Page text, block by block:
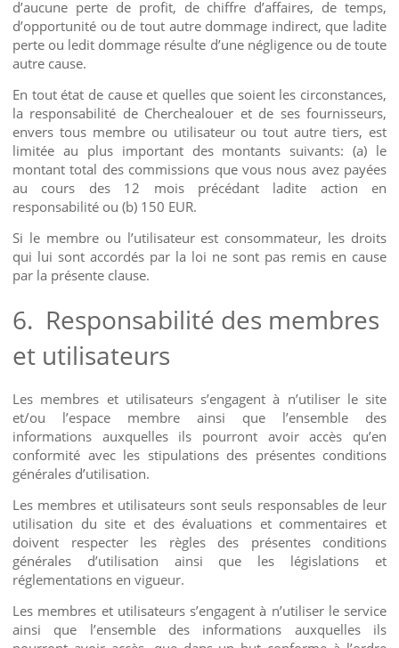
d’aucune perte de profit, de chiffre d’affaires, de temps,
d’opportunité ou de tout autre dommage indirect, que ladite
perte ou ledit dommage résulte d’une négligence ou de toute
autre cause.
En tout état de cause et quelles que soient les circonstances,
la responsabilité de Cherchealouer et de ses fournisseurs,
envers tous membre ou utilisateur ou tout autre tiers, est
limitée au plus important des montants suivants: (a) le
montant total des commissions que vous nous avez payées
au cours des 12 mois précédant ladite action en
responsabilité ou (b) 150 EUR.
Si le membre ou l’utilisateur est consommateur, les droits
qui lui sont accordés par la loi ne sont pas remis en cause
par la présente clause.
6. Responsabilité des membres
et utilisateurs
Les membres et utilisateurs s’engagent à n’utiliser le site
et/ou l’espace membre ainsi que l’ensemble des
informations auxquelles ils pourront avoir accès qu’en
conformité avec les stipulations des présentes conditions
générales d’utilisation.
Les membres et utilisateurs sont seuls responsables de leur
utilisation du site et des évaluations et commentaires et
doivent respecter les règles des présentes conditions
générales d’utilisation ainsi que les législations et
réglementations en vigueur.
Les membres et utilisateurs s’engagent à n’utiliser le service
ainsi que l’ensemble des informations auxquelles ils